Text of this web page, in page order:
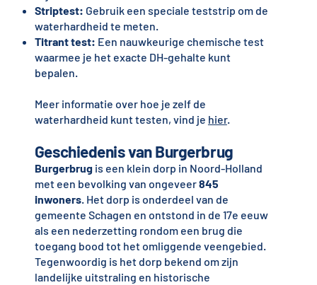
Striptest: Gebruik een speciale teststrip om de
waterhardheid te meten.
Titrant test: Een nauwkeurige chemische test
waarmee je het exacte DH-gehalte kunt
bepalen.
Meer informatie over hoe je zelf de
waterhardheid kunt testen, vind je hier.
Geschiedenis vanBurgerbrug
Burgerbrugis een klein dorp in Noord-Holland
met een bevolking van ongeveer845
inwoners. Het dorp is onderdeel van de
gemeente Schagen en ontstond in de 17e eeuw
als een nederzetting rondom een brug die
toegang bood tot het omliggende veengebied.
Tegenwoordig is het dorp bekend om zijn
landelijke uitstraling en historische